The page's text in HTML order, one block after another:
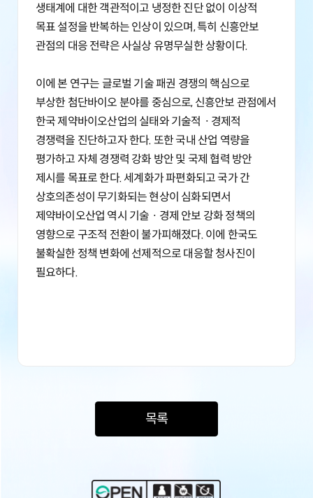
생태계에 대한 객관적이고 냉정한 진단 없이 이상적
목표 설정을 반복하는 인상이 있으며, 특히 신흥안보
관점의 대응 전략은 사실상 유명무실한 상황이다.
이에 본 연구는 글로벌 기술 패권 경쟁의 핵심으로
부상한 첨단바이오 분야를 중심으로, 신흥안보 관점에서
한국 제약바이오산업의 실태와 기술적ㆍ경제적
경쟁력을 진단하고자 한다. 또한 국내 산업 역량을
평가하고 자체 경쟁력 강화 방안 및 국제 협력 방안
제시를 목표로 한다. 세계화가 파편화되고 국가 간
상호의존성이 무기화되는 현상이 심화되면서
제약바이오산업 역시 기술ㆍ경제 안보 강화 정책의
영향으로 구조적 전환이 불가피해졌다. 이에 한국도
불확실한 정책 변화에 선제적으로 대응할 청사진이
필요하다.
목록